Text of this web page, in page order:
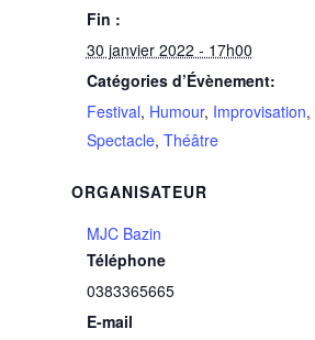
Fin :
30 janvier 2022 - 17h00
Catégories d’Évènement:
Festival, Humour, Improvisation,
Spectacle, Théâtre
ORGANISATEUR
MJC Bazin
Téléphone
0383365665
E-mail